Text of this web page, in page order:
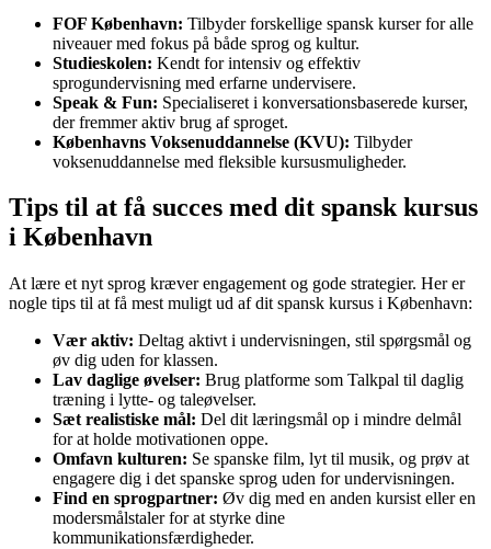
FOF København: Tilbyder forskellige spansk kurser for alle
niveauer med fokus på både sprog og kultur.
Studieskolen: Kendt for intensiv og effektiv
sprogundervisning med erfarne undervisere.
Speak & Fun: Specialiseret i konversationsbaserede kurser,
der fremmer aktiv brug af sproget.
Københavns Voksenuddannelse (KVU): Tilbyder
voksenuddannelse med fleksible kursusmuligheder.
Tips til at få succes med dit spansk kursus
i København
At lære et nyt sprog kræver engagement og gode strategier. Her er
nogle tips til at få mest muligt ud af dit spansk kursus i København:
Vær aktiv: Deltag aktivt i undervisningen, stil spørgsmål og
øv dig uden for klassen.
Lav daglige øvelser: Brug platforme som Talkpal til daglig
træning i lytte- og taleøvelser.
Sæt realistiske mål: Del dit læringsmål op i mindre delmål
for at holde motivationen oppe.
Omfavn kulturen: Se spanske film, lyt til musik, og prøv at
engagere dig i det spanske sprog uden for undervisningen.
Find en sprogpartner: Øv dig med en anden kursist eller en
modersmålstaler for at styrke dine
kommunikationsfærdigheder.